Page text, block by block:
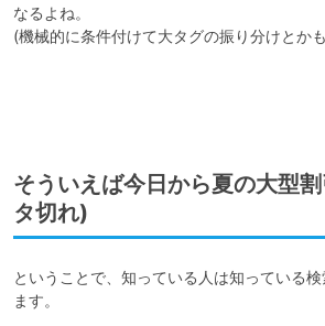
なるよね。
(機械的に条件付けて大タグの振り分けとか
そういえば今日から夏の大型
タ切れ)
ということで、知っている人は知っている
ます。